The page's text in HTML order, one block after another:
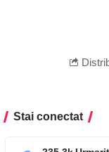
Stai conectat